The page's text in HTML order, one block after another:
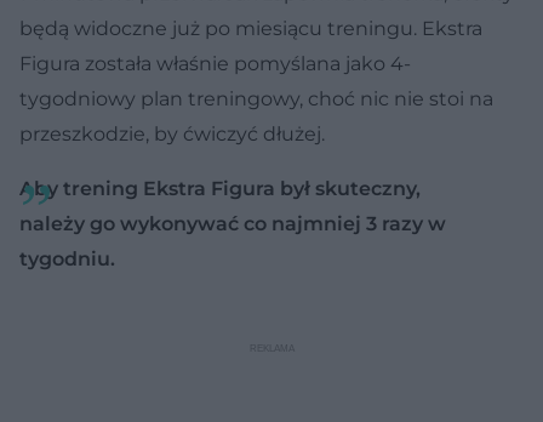
będą widoczne już po miesiącu treningu. Ekstra
Figura została właśnie pomyślana jako 4-
tygodniowy plan treningowy, choć nic nie stoi na
przeszkodzie, by ćwiczyć dłużej.
Aby trening Ekstra Figura był skuteczny,
należy go wykonywać co najmniej 3 razy w
tygodniu.